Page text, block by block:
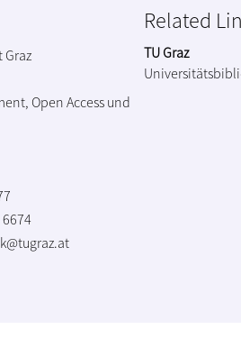
Graz
Open Access und
6674
Related
TU Graz